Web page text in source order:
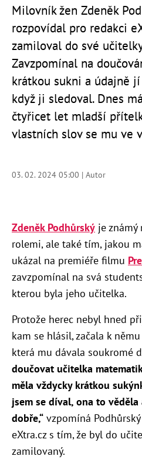
Milovník žen Zdeněk
rozpovídal pro redakci
zamiloval do své
Zavzpomínal na
krátkou sukni a údajně
když ji sledoval. Dnes
čtyřicet let mladší
vlastních slov se mu ve
03. 02. 2024 05:00 | Autor
Zdeněk Podhůrský je známý
rolemi, ale také tím, jakou
ukázal na premiéře filmu
zavzpomínal na svá
kterou byla jeho učitelka.
Protože herec nebyl hned
kam se hlásil, začala k
která mu dávala soukromé
doučovat učitelka
měla vždycky krátkou
jsem se díval, ona to
dobře,“ vzpomíná
eXtra.cz s tím, že byl do
zamilovaný.